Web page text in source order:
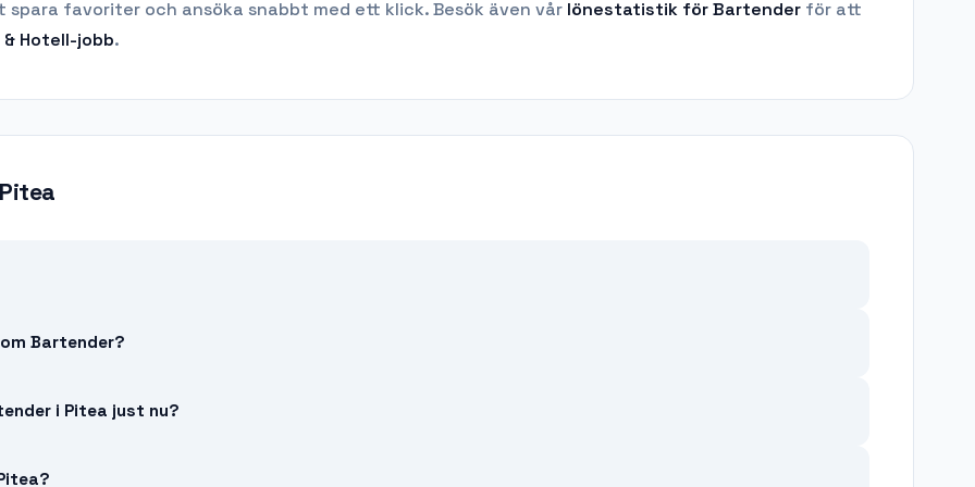
favoriter och ansöka snabbt med ett klick. Besök även vår lönestatistik förBartender för att
Hotell-jobb.
Pitea
Bartender?
i Pitea just nu?